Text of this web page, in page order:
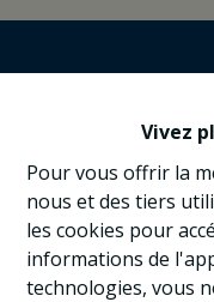
Vivez
Pour vous offrir la
nous et des tiers
les cookies pour
informations de
technologies, vous